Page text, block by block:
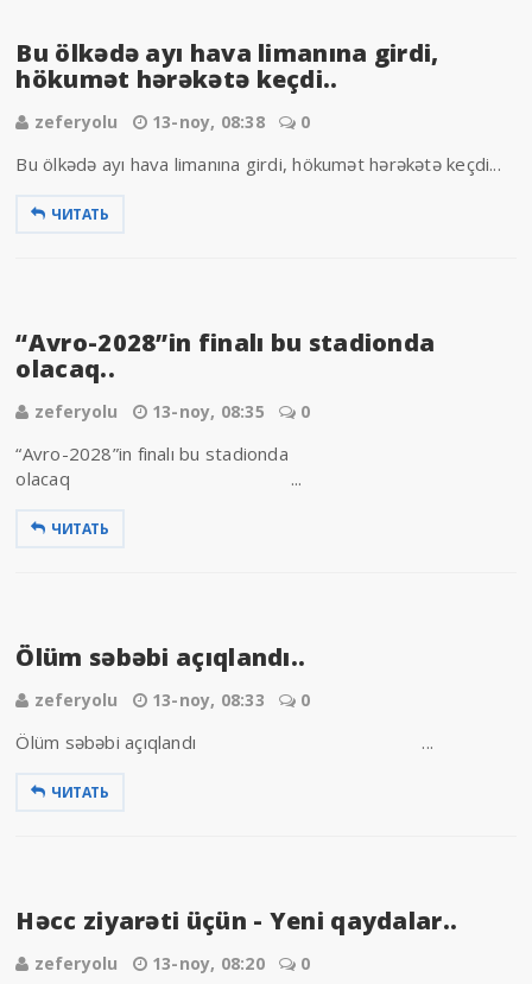
Bu ölkədə ayı hava limanına girdi,
hökumət hərəkətə keçdi..
zeferyolu 13-noy, 08:38 0
Bu ölkədə ayı hava limanına girdi, hökumət hərəkətə keçdi...
ЧИТАТЬ
“Avro-2028”in finalı bu stadionda
olacaq..
zeferyolu 13-noy, 08:35 0
“Avro-2028”in finalı bu stadionda
olacaq ...
ЧИТАТЬ
Ölüm səbəbi açıqlandı..
zeferyolu 13-noy, 08:33 0
Ölüm səbəbi açıqlandı ...
ЧИТАТЬ
Həcc ziyarəti üçün - Yeni qaydalar..
zeferyolu 13-noy, 08:20 0